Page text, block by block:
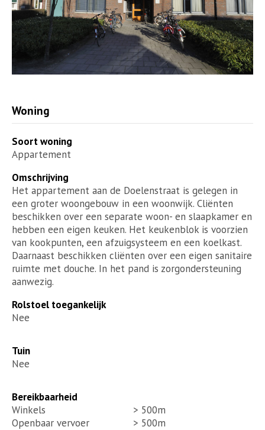
Woning
Soort woning
Appartement
Omschrijving
Het appartement aan de Doelenstraat is gelegen in
een groter woongebouw in een woonwijk. Cliënten
beschikken over een separate woon- en slaapkamer en
hebben een eigen keuken. Het keukenblok is voorzien
van kookpunten, een afzuigsysteem en een koelkast.
Daarnaast beschikken cliënten over een eigen sanitaire
ruimte met douche. In het pand is zorgondersteuning
aanwezig.
Rolstoel toegankelijk
Nee
Tuin
Nee
Bereikbaarheid
Winkels
> 500m
Openbaar vervoer
> 500m